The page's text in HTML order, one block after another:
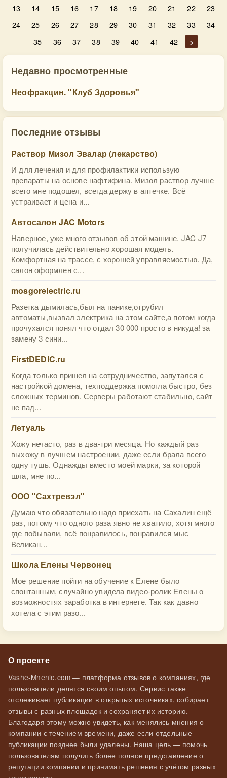
13
14 15 16 17 18 19 20 21 22
23
24
25 26 27 28 29 30 31 32 33
34
35
36 37 38 39 40 41 42 >
Недавно просмотренные
Неофракцин. "Клуб Здоровья"
Последние отзывы
Раствор Мизол Эвалар (лекарство)
И для лечения и для профилактики использую
препараты на основе нафтифина. Мизол раствор лучше
всего мне подошел, всегда держу в аптечке. Всё
устраивает и цена и...
Автосалон JAC Motors
Наверное, уже много отзывов об этой машине. JAC J7
получилась действительно хорошая модель.
Комфортная на трассе, с хорошей управляемостью. Да,
салон оформлен с...
mosgorelectric.ru
Разетка дымилась,был на панике,отрубил
автоматы,вызвал электрика на этом сайте,а потом когда
прочухался понял что отдал 30 000 просто в никуда! за
замену 3 сини...
FirstDEDIC.ru
Когда только пришел на сотрудничество, запутался с
настройкой домена, техподдержка помогла быстро, без
сложных терминов. Серверы работают стабильно, сайт
не пад...
Летуаль
Хожу нечасто, раз в два-три месяца. Но каждый раз
выхожу в лучшем настроении, даже если брала всего
одну тушь. Однажды вместо моей марки, за которой
шла, мне по...
ООО "Сахтревэл"
Думаю что обязательно надо приехать на Сахалин ещё
раз, потому что одного раза явно не хватило, хотя много
где побывали, всё понравилось, понравился мыс
Великан...
Школа Елены Червонец
Мое решение пойти на обучение к Елене было
спонтанным, случайно увидела видео-ролик Елены о
возможностях заработка в интернете. Так как давно
хотела с этим разо...
О проекте
Vashe-Mnenie.com — платформа отзывов о компаниях, где
пользователи делятся своим опытом. Сервис также
отслеживает публикации в открытых источниках, собирает
отзывы с разных площадок и сохраняет их историю.
Благодаря этому можно увидеть, как менялись мнения о
компании с течением времени, даже если отдельные
публикации позднее были удалены. Наша цель — помочь
пользователям получить более полное представление о
репутации компании и принимать решения с учётом разных